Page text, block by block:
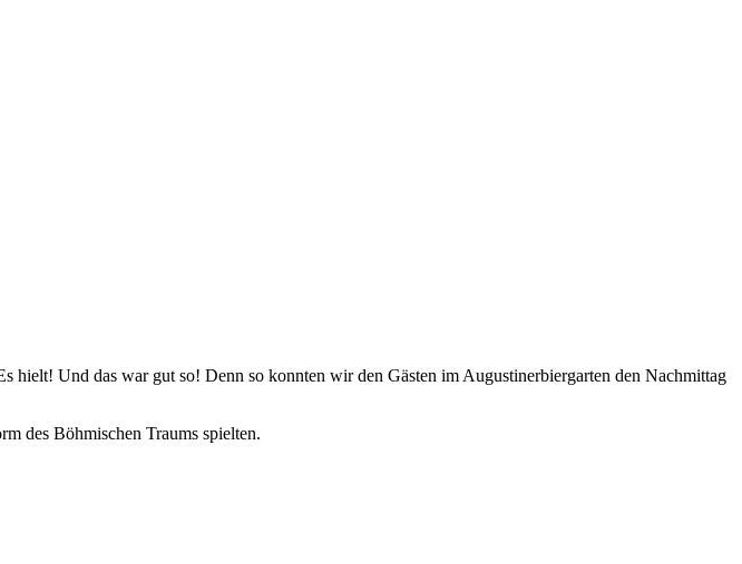
hielt! Und das war gut so! Denn so konnten wir den Gästen im Augustinerbiergarten den Nachmittag
des Böhmischen Traums spielten.